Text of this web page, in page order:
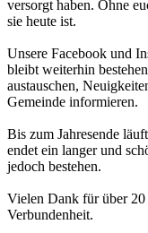
versorgt haben. Ohne
sie heute ist.
Unsere Facebook und
bleibt weiterhin
austauschen,
Gemeinde informieren.
Bis zum Jahresende
endet ein langer und
jedoch bestehen.
Vielen Dank für über 20
Verbundenheit.